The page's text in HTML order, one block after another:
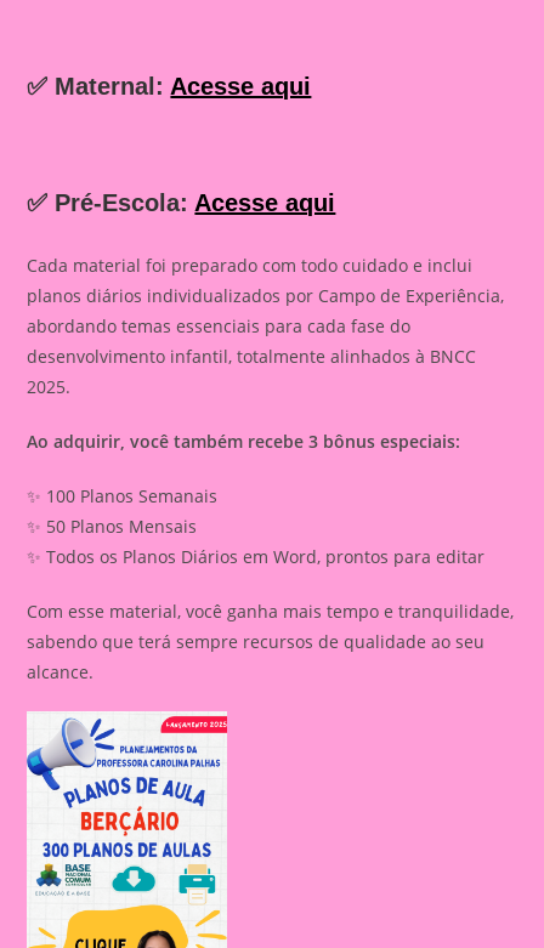
✅ Maternal: Acesse aqui
✅ Pré-Escola: Acesse aqui
Cada material foi preparado com todo cuidado e inclui
planos diários individualizados por Campo de Experiência,
abordando temas essenciais para cada fase do
desenvolvimento infantil, totalmente alinhados à BNCC
2025.
Ao adquirir, você também recebe 3 bônus especiais:
✨ 100 Planos Semanais
✨ 50 Planos Mensais
✨ Todos os Planos Diários em Word, prontos para editar
Com esse material, você ganha mais tempo e tranquilidade,
sabendo que terá sempre recursos de qualidade ao seu
alcance.